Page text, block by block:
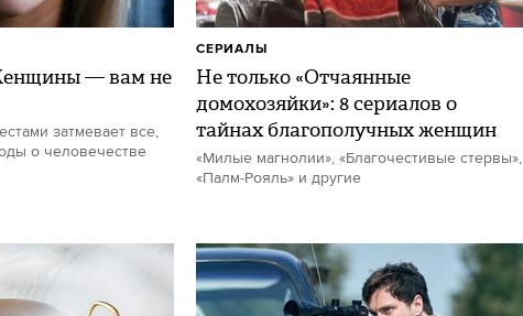
— вам не
затмевает все,
о человечестве
Не только «Отчаянные
домохозяйки»: 8 сериалов о
тайнах благополучных женщин
«Милые магнолии», «Благочестивые стервы»,
«Палм-Рояль» и другие
СЕРИАЛЫ